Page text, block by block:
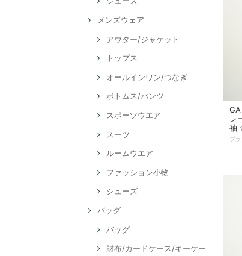
メンズウェア
アウター/ジャケット
トップス
オールインワン/つなぎ
ボトムス/パンツ
スポーツウエア
スーツ
ルームウエア
ファッション小物
シューズ
バッグ
バッグ
財布/カードケース/キーケー
レ
袖